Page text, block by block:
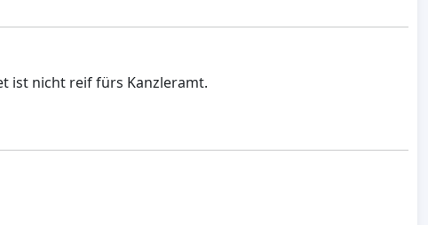
ist nicht reif fürs Kanzleramt.